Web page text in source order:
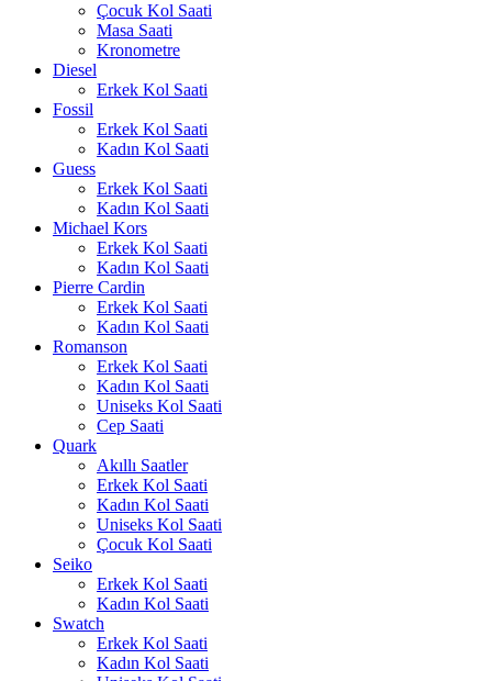
Çocuk Kol Saati
Masa Saati
Kronometre
Diesel
Erkek Kol Saati
Fossil
Erkek Kol Saati
Kadın Kol Saati
Guess
Erkek Kol Saati
Kadın Kol Saati
Michael Kors
Erkek Kol Saati
Kadın Kol Saati
Pierre Cardin
Erkek Kol Saati
Kadın Kol Saati
Romanson
Erkek Kol Saati
Kadın Kol Saati
Uniseks Kol Saati
Cep Saati
Quark
Akıllı Saatler
Erkek Kol Saati
Kadın Kol Saati
Uniseks Kol Saati
Çocuk Kol Saati
Seiko
Erkek Kol Saati
Kadın Kol Saati
Swatch
Erkek Kol Saati
Kadın Kol Saati